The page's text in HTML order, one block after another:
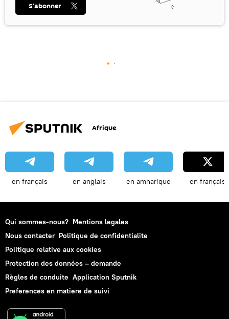
S’abonner
Afrique
en français en anglais en amharique en français
Qui sommes-nous? Mentions legales
Nous contacter Politique de confidentialite
Politique relative aux cookies
Protection des données – demande
Règles de conduite Application Sputnik
Preferences en matiere de suivi